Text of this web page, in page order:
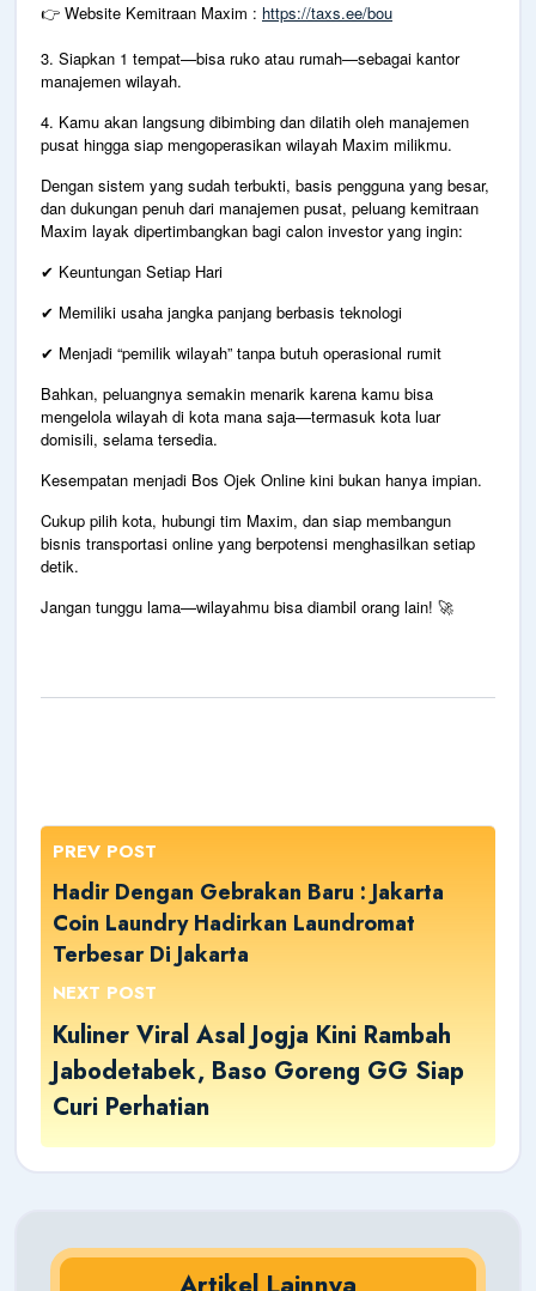
👉 Website Kemitraan Maxim : https://taxs.ee/bou
3.⁠ ⁠Siapkan 1 tempat—bisa ruko atau rumah—sebagai kantor
manajemen wilayah.
4.⁠ ⁠Kamu akan langsung dibimbing dan dilatih oleh manajemen
pusat hingga siap mengoperasikan wilayah Maxim milikmu.
Dengan sistem yang sudah terbukti, basis pengguna yang besar,
dan dukungan penuh dari manajemen pusat, peluang kemitraan
Maxim layak dipertimbangkan bagi calon investor yang ingin:
✔ Keuntungan Setiap Hari
✔ Memiliki usaha jangka panjang berbasis teknologi
✔ Menjadi “pemilik wilayah” tanpa butuh operasional rumit
Bahkan, peluangnya semakin menarik karena kamu bisa
mengelola wilayah di kota mana saja—termasuk kota luar
domisili, selama tersedia.
Kesempatan menjadi Bos Ojek Online kini bukan hanya impian.
Cukup pilih kota, hubungi tim Maxim, dan siap membangun
bisnis transportasi online yang berpotensi menghasilkan setiap
detik.
Jangan tunggu lama—wilayahmu bisa diambil orang lain! 🚀
PREV POST
Hadir Dengan Gebrakan Baru : Jakarta
Coin Laundry Hadirkan Laundromat
Terbesar Di Jakarta
NEXT POST
Kuliner Viral Asal Jogja Kini Rambah
Jabodetabek, Baso Goreng GG Siap
Curi Perhatian